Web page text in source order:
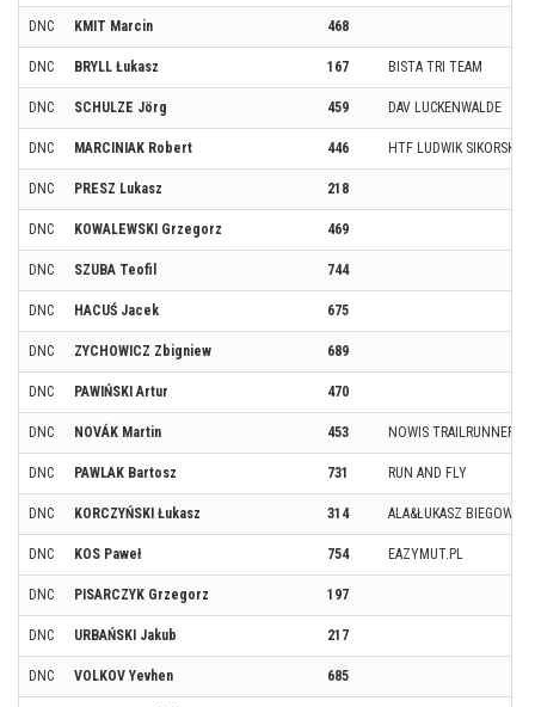
DNC KMIT Marcin 468
DNC BRYLL Łukasz 167 BISTA TRI TEAM
DNC SCHULZE Jörg 459 DAV LUCKENWALDE
DNC MARCINIAK Robert 446 HTF LUDWIK SIKORSKI
DNC PRESZ Lukasz 218
DNC KOWALEWSKI Grzegorz 469
DNC SZUBA Teofil 744
DNC HACUŚ Jacek 675
DNC ZYCHOWICZ Zbigniew 689
DNC PAWIŃSKI Artur 470
DNC NOVÁK Martin 453 NOWIS TRAILRUNNER
DNC PAWLAK Bartosz 731 RUN AND FLY
DNC KORCZYŃSKI Łukasz 314 ALA&ŁUKASZ BIEGOWA
DNC KOS Paweł 754 EAZYMUT.PL
DNC PISARCZYK Grzegorz 197
DNC URBAŃSKI Jakub 217
DNC VOLKOV Yevhen 685